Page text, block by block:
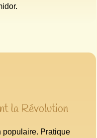
la Révolution
populaire. Pratique